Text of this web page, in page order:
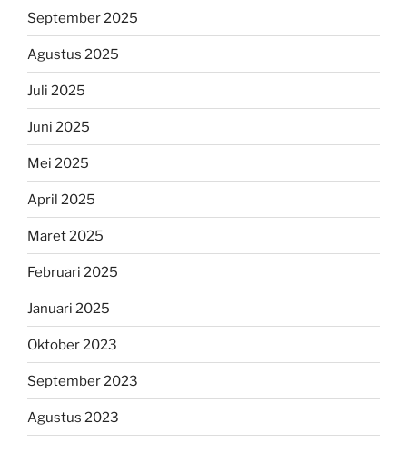
September 2025
Agustus 2025
Juli 2025
Juni 2025
Mei 2025
April 2025
Maret 2025
Februari 2025
Januari 2025
Oktober 2023
September 2023
Agustus 2023